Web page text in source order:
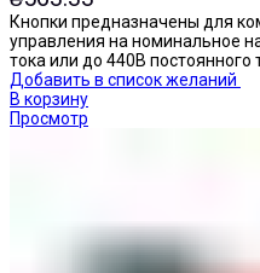
Кнопки предназначены для
управления на номинальное
тока или до 440В постоянного
Добавить в список желаний
В корзину
Просмотр